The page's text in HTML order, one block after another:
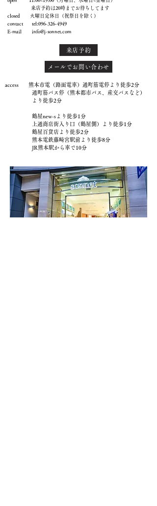
来店予約は20時までお待ちしてます
closed 火曜日定休日（祝祭日を除く）
contact tel:096-326-4949
E-mail info@j-sonnet.com
来店予約
メールでお問い合わせ
access 熊本市電（路面電車）通町筋電停より徒歩2分
通町筋バス停（熊本都市バス、産交バスなど）
より徒歩2分
鶴屋new-sより徒歩1分
上通商店街入り口（鶴屋側）より徒歩1分
鶴屋百貨店より徒歩2分
熊本電鉄藤崎宮駅前より徒歩8分
JR熊本駅から車で10分